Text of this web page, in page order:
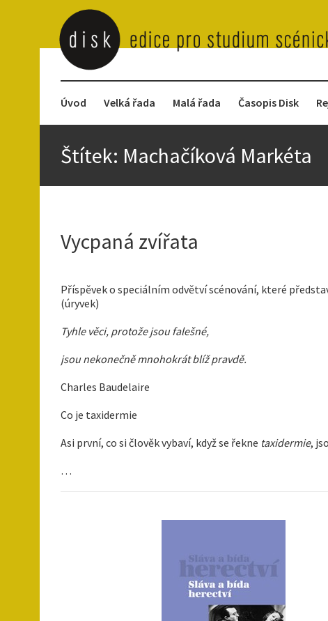
Úvod Velká řada Malá řada Časopis Disk
Štítek: Machačíková Markéta
Vycpaná zvířata
Příspěvek o speciálním odvětví scénování, které
(úryvek)
Tyhle věci, protože jsou falešné,
jsou nekonečně mnohokrát blíž pravdě.
Charles Baudelaire
Co je taxidermie
Asi první, co si člověk vybaví, když se řekne taxidermie,
…